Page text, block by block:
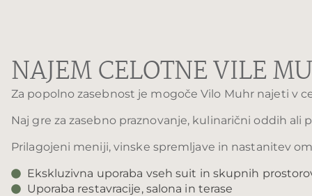
NAJEM CELOTNE VILE
Za popolno zasebnost je mogoče Vilo Muhr najeti v
Naj gre za zasebno praznovanje, kulinarični oddih ali
Prilagojeni meniji, vinske spremljave in nastanitev
Ekskluzivna uporaba vseh suit in skupnih
Uporaba restavracije, salona in terase